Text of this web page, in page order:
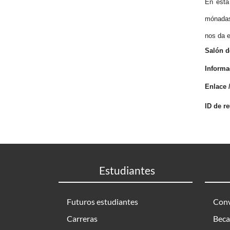
En
nos da
Salón
Enlace
ID de
Estudiantes
Futuros estudiantes
Carreras